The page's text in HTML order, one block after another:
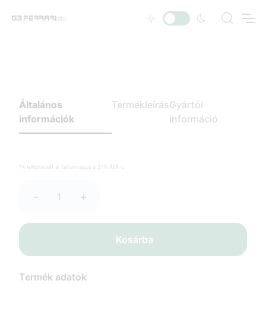
Általános
információk
TermékleírásGyártói
információ
*A feltüntetett ár tartalmazza a 27% ÁFÁ-t.
- +
Kosárba
Termék adatok